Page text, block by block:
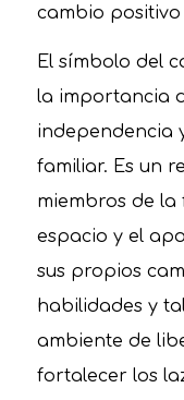
cambio
El símbolo del
la importancia
independencia
familiar. Es un
miembros de
espacio y el
sus propios
habilidades y
ambiente de
fortalecer los